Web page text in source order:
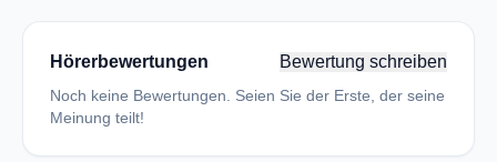
Hörerbewertungen Bewertung schreiben
Noch keine Bewertungen. Seien Sie der Erste, der seine
Meinung teilt!